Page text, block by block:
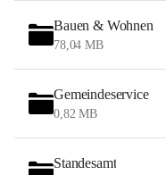
Bauen & Wohnen
78,04 MB
Gemeindeservice
0,82 MB
Standesamt